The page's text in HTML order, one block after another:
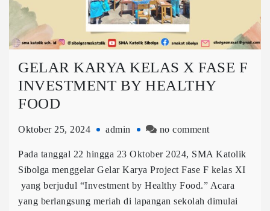
GELAR KARYA KELAS X FASE F
INVESTMENT BY HEALTHY
FOOD
Oktober 25, 2024 admin no comment
Pada tanggal 22 hingga 23 Oktober 2024, SMA Katolik
Sibolga menggelar Gelar Karya Project Fase F kelas XI
yang berjudul “Investment by Healthy Food.” Acara
yang berlangsung meriah di lapangan sekolah dimulai